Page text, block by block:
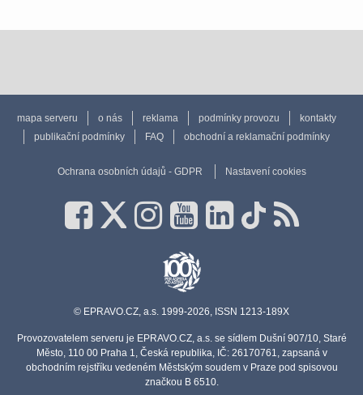
mapa serveru o nás reklama podmínky provozu
kontakty
publikační podmínky
FAQ obchodní a reklamační podmínky
Ochrana osobních údajů - GDPR Nastavení cookies
© EPRAVO.CZ, a.s. 1999-2026, ISSN 1213-189X
Provozovatelem serveru je EPRAVO.CZ, a.s. se sídlem Dušní 907/10, Staré
Město, 110 00 Praha 1, Česká republika, IČ: 26170761, zapsaná v
obchodním rejstříku vedeném Městským soudem v Praze pod spisovou
značkou B 6510.